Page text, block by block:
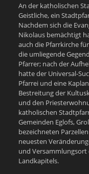
An der katholischen
Geistliche, ein
Nachdem sich die
Nikolaus bemächtigt
auch die Pfarrkirche
die umliegende
Pfarrer; nach der
hatte der Universal-
Pfarrei und eine
Bestreitung der
und den
katholischen
Gemeinden Eglofs,
bezeichneten
neuesten
und Versammlungsort
Landkapitels.